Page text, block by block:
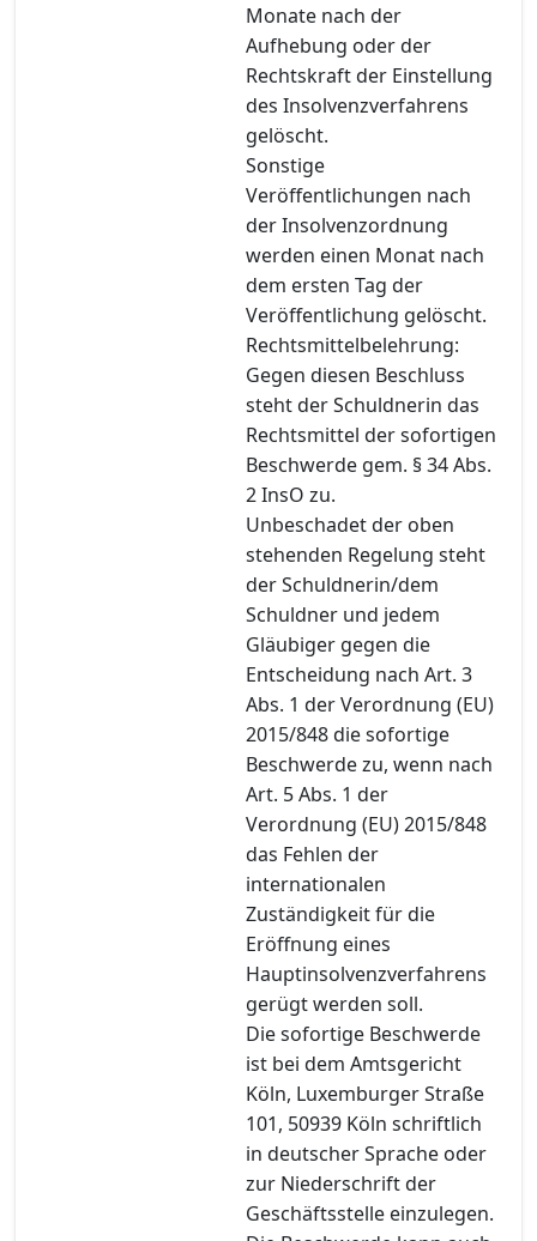
Monate nach der
Aufhebung oder der
Rechtskraft der Einstellung
des Insolvenzverfahrens
gelöscht.
Sonstige
Veröffentlichungen nach
der Insolvenzordnung
werden einen Monat nach
dem ersten Tag der
Veröffentlichung gelöscht.
Rechtsmittelbelehrung:
Gegen diesen Beschluss
steht der Schuldnerin das
Rechtsmittel der sofortigen
Beschwerde gem. § 34 Abs.
2 InsO zu.
Unbeschadet der oben
stehenden Regelung steht
der Schuldnerin/dem
Schuldner und jedem
Gläubiger gegen die
Entscheidung nach Art. 3
Abs. 1 der Verordnung (EU)
2015/848 die sofortige
Beschwerde zu, wenn nach
Art. 5 Abs. 1 der
Verordnung (EU) 2015/848
das Fehlen der
internationalen
Zuständigkeit für die
Eröffnung eines
Hauptinsolvenzverfahrens
gerügt werden soll.
Die sofortige Beschwerde
ist bei dem Amtsgericht
Köln, Luxemburger Straße
101, 50939 Köln schriftlich
in deutscher Sprache oder
zur Niederschrift der
Geschäftsstelle einzulegen.